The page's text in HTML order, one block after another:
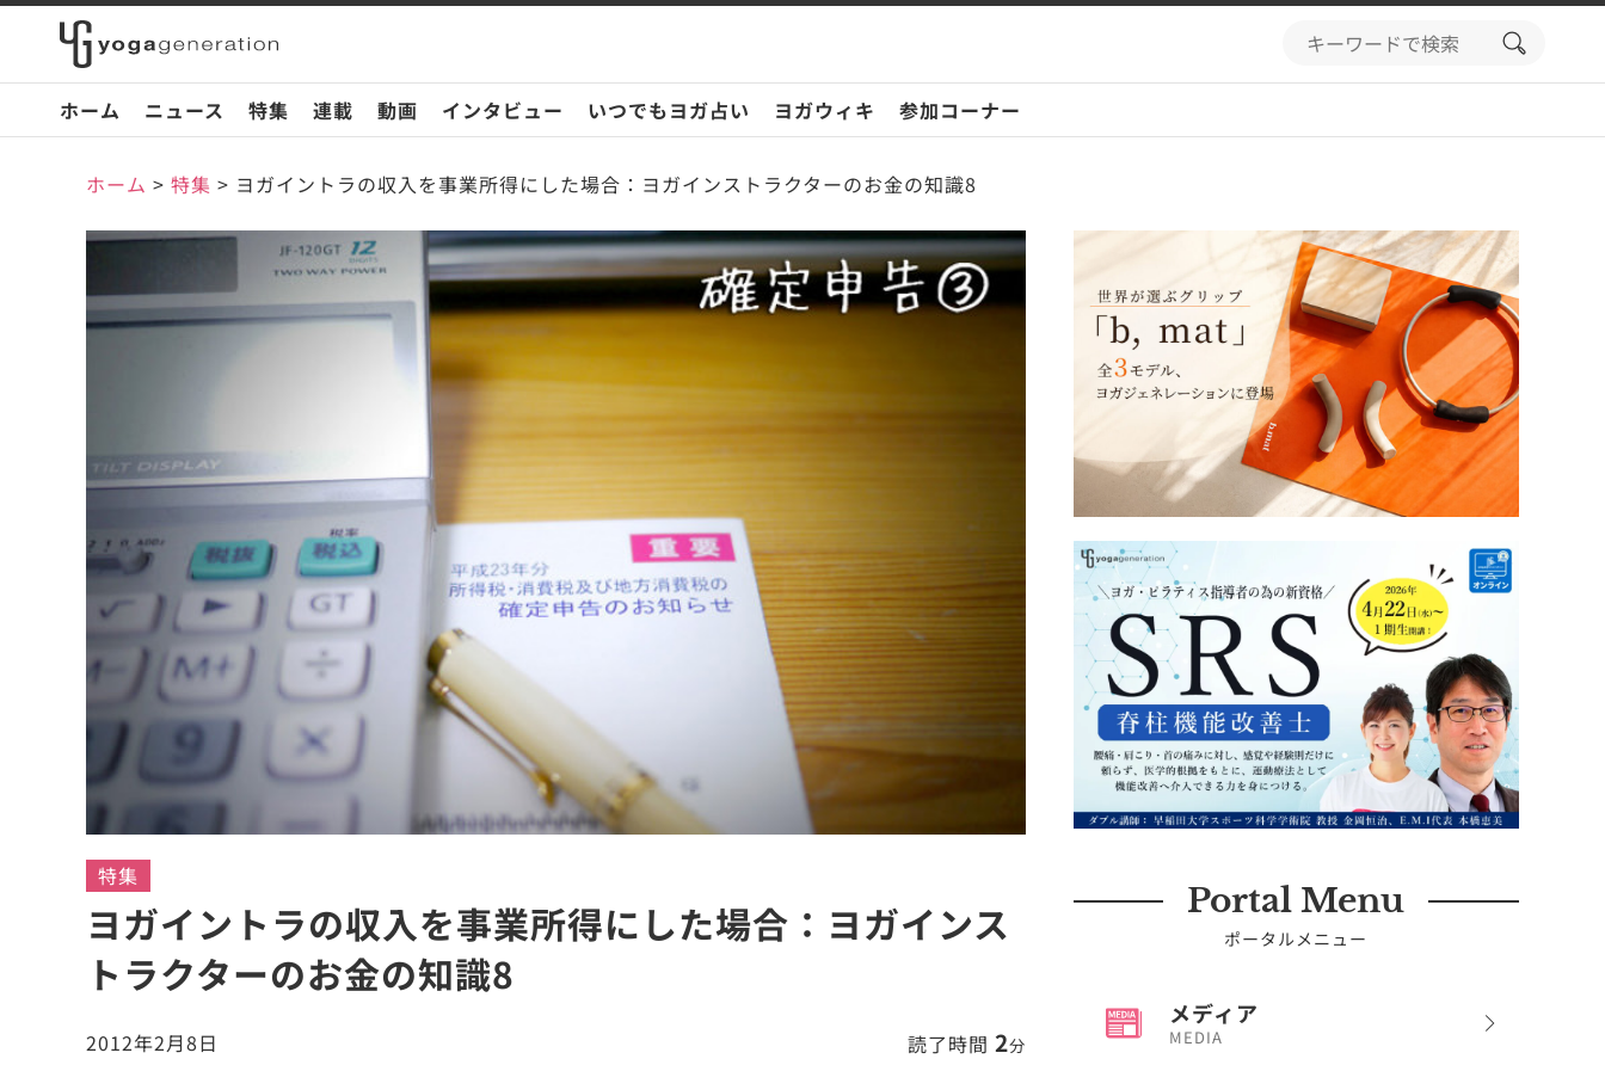
search
ホーム
ニュース 特集 連載 動画 インタビュー いつでもヨガ占い ヨガウィキ 参加コーナー
ホーム > 特集 > ヨガイントラの収入を事業所得にした場合：ヨガインストラクターのお金の知識8
特集
ヨガイントラの収入を事業所得にした場合：ヨガインス
トラクターのお金の知識8
2012年2月8日 読了時間 2分
Portal Menu
ポータルメニュー
メディア
MEDIA